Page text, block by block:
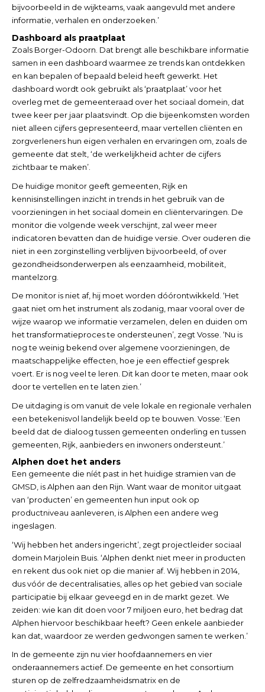
bijvoorbeeld in de wijkteams, vaak aangevuld met andere
informatie, verhalen en onderzoeken.’
Dashboard als praatplaat
Zoals Borger-Odoorn. Dat brengt alle beschikbare informatie
samen in een dashboard waarmee ze trends kan ontdekken
en kan bepalen of bepaald beleid heeft gewerkt. Het
dashboard wordt ook gebruikt als ‘praatplaat’ voor het
overleg met de gemeenteraad over het sociaal domein, dat
twee keer per jaar plaatsvindt. Op die bijeenkomsten worden
niet alleen cijfers gepresenteerd, maar vertellen cliënten en
zorgverleners hun eigen verhalen en ervaringen om, zoals de
gemeente dat stelt, ‘de werkelijkheid achter de cijfers
zichtbaar te maken’.
De huidige monitor geeft gemeenten, Rijk en
kennisinstellingen inzicht in trends in het gebruik van de
voorzieningen in het sociaal domein en cliëntervaringen. De
monitor die volgende week verschijnt, zal weer meer
indicatoren bevatten dan de huidige versie. Over ouderen die
niet in een zorginstelling verblijven bijvoorbeeld, of over
gezondheidsonderwerpen als eenzaamheid, mobiliteit,
mantelzorg.
De monitor is niet af, hij moet worden dóórontwikkeld. ‘Het
gaat niet om het instrument als zodanig, maar vooral over de
wijze waarop we informatie verzamelen, delen en duiden om
het transformatieproces te ondersteunen’, zegt Vosse. ‘Nu is
nog te weinig bekend over algemene voorzieningen, de
maatschappelijke effecten, hoe je een effectief gesprek
voert. Er is nog veel te leren. Dit kan door te meten, maar ook
door te vertellen en te laten zien.’
De uitdaging is om vanuit de vele lokale en regionale verhalen
een betekenisvol landelijk beeld op te bouwen. Vosse: ‘Een
beeld dat de dialoog tussen gemeenten onderling en tussen
gemeenten, Rijk, aanbieders en inwoners ondersteunt.’
Alphen doet het anders
Een gemeente die níét past in het huidige stramien van de
GMSD, is Alphen aan den Rijn. Want waar de monitor uitgaat
van ‘producten’ en gemeenten hun input ook op
productniveau aanleveren, is Alphen een andere weg
ingeslagen.
‘Wij hebben het anders ingericht’, zegt projectleider sociaal
domein Marjolein Buis. ‘Alphen denkt niet meer in producten
en rekent dus ook niet op die manier af. Wij hebben in 2014,
dus vóór de decentralisaties, alles op het gebied van sociale
participatie bij elkaar geveegd en in de markt gezet. We
zeiden: wie kan dit doen voor 7 miljoen euro, het bedrag dat
Alphen hiervoor beschikbaar heeft? Geen enkele aanbieder
kan dat, waardoor ze werden gedwongen samen te werken.’
In de gemeente zijn nu vier hoofdaannemers en vier
onderaannemers actief. De gemeente en het consortium
sturen op de zelfredzaamheidsmatrix en de